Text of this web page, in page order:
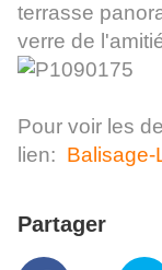
terrasse
verre de
Pour voir les
lien: Balisage-
Partager